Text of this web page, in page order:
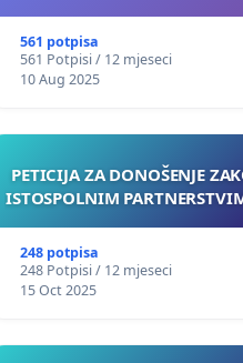
561 potpisa
561 Potpisi / 12 mjeseci
10 Aug 2025
PETICIJA ZA DONOŠENJE
ISTOSPOLNIM
248 potpisa
248 Potpisi / 12 mjeseci
15 Oct 2025